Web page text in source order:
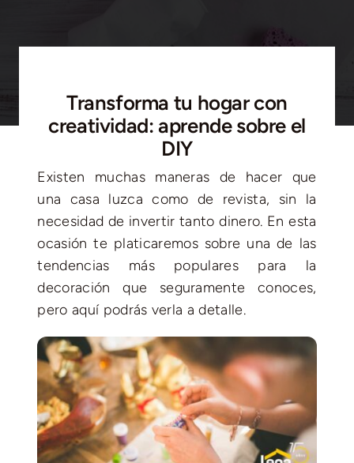
Transforma tu hogar con
creatividad: aprende sobre el
DIY
Existen muchas maneras de hacer que
una casa luzca como de revista, sin la
necesidad de invertir tanto dinero. En esta
ocasión te platicaremos sobre una de las
tendencias más populares para la
decoración que seguramente conoces,
pero aquí podrás verla a detalle.